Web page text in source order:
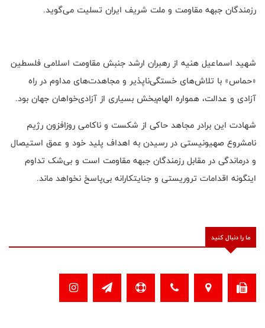
رزمندگان جبهه مقاومت و ملت شریف ایران تسلیت می‌گوید.
شهید اسماعیل هنیه از رهبران ارشد جنبش مقاومت اسلامی فلسطین
«حماس» با تلاش‌های خستگی‌ناپذیر و مجاهدت‌های مداوم در راه
آزادی و عدالت، همواره الهام‌بخش بسیاری از آزادی‌خواهان جهان بود.
شهادت این برادر مجاهد حاکی از شکست و ناکامی روزافزون رژیم
نامشروع صهیونیستی در رسیدن به اهداف پلید خود و عمق استیصال
و درماندگی در مقابل رزمندگان جبهه مقاومت است و بی‌شک تداوم
این‏گونه اقدامات تروریستی و جنایتکارانه بی‌پاسخ نخواهد ماند.
ما را دنبال کنید